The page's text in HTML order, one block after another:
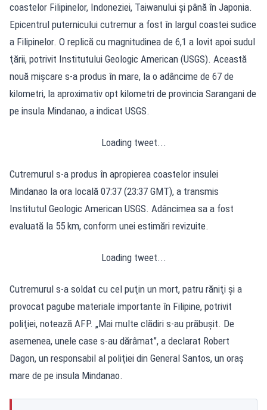
coastelor Filipinelor, Indoneziei, Taiwanului şi până în Japonia.
Epicentrul puternicului cutremur a fost în largul coastei sudice
a Filipinelor. O replică cu magnitudinea de 6,1 a lovit apoi sudul
ţării, potrivit Institutului Geologic American (USGS). Această
nouă mişcare s-a produs în mare, la o adâncime de 67 de
kilometri, la aproximativ opt kilometri de provincia Sarangani de
pe insula Mindanao, a indicat USGS.
Loading tweet...
Cutremurul s-a produs în apropierea coastelor insulei
Mindanao la ora locală 07:37 (23:37 GMT), a transmis
Institutul Geologic American USGS. Adâncimea sa a fost
evaluată la 55 km, conform unei estimări revizuite.
Loading tweet...
Cutremurul s-a soldat cu cel puţin un mort, patru răniţi şi a
provocat pagube materiale importante în Filipine, potrivit
poliţiei, notează AFP. „Mai multe clădiri s-au prăbuşit. De
asemenea, unele case s-au dărâmat”, a declarat Robert
Dagon, un responsabil al poliţiei din General Santos, un oraş
mare de pe insula Mindanao.